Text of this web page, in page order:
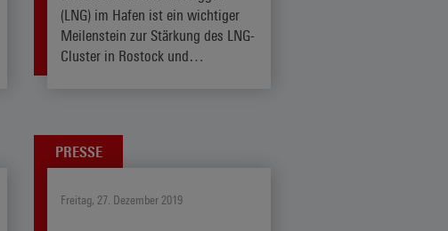
(LNG) im Hafen ist ein wichtiger
Meilenstein zur Stärkung des LNG-
Cluster in Rostock und…
PRESSE
Freitag, 27. Dezember 2019